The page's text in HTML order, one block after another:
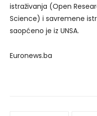
istraživanja (Open
Science) i savremene
saopćeno je iz UNSA.
Euronews.ba